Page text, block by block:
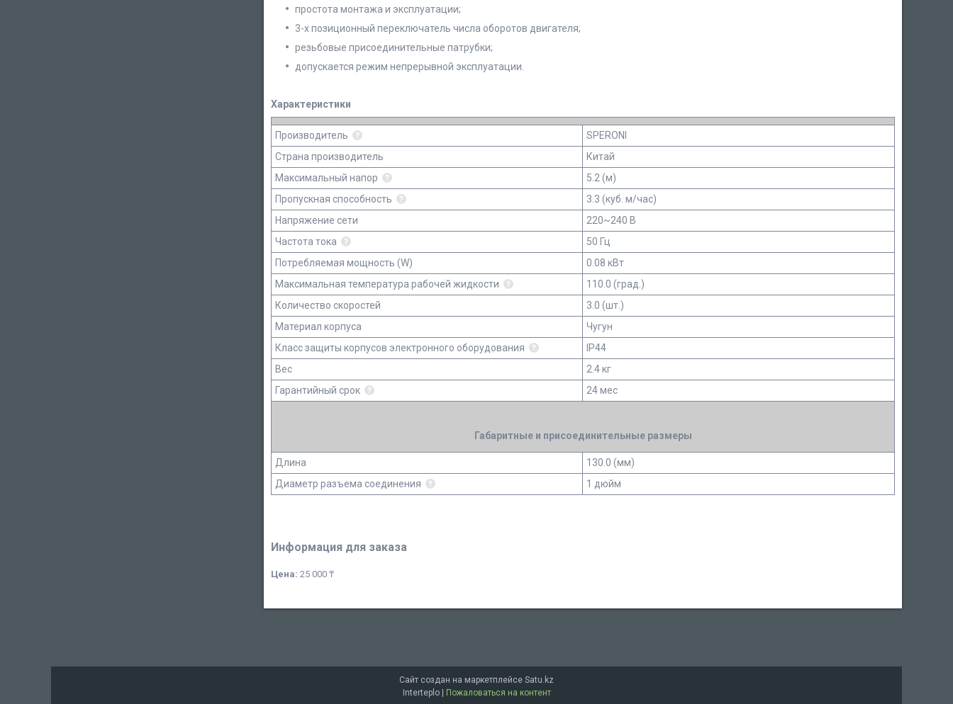
простота монтажа и эксплуатации;
3-х позиционный переключатель числа оборотов двигателя;
резьбовые присоединительные патрубки;
допускается режим непрерывной эксплуатации.
Характеристики
Производитель
SPERONI
Страна производитель
Китай
Максимальный напор
5.2 (м)
Пропускная способность
3.3 (куб. м/час)
Напряжение сети
220~240 В
Частота тока
50 Гц
Потребляемая мощность (W)
0.08 кВт
Максимальная температура рабочей жидкости
110.0 (град.)
Количество скоростей
3.0 (шт.)
Материал корпуса
Чугун
Класс защиты корпусов электронного оборудования
IP44
Вес
2.4 кг
Гарантийный срок
24 мес
Габаритные и присоединительные размеры
Длина
130.0 (мм)
Диаметр разъема соединения
1 дюйм
Информация для заказа
Цена: 25 000 ₸
Сайт создан на маркетплейсе Satu.kz
Пожаловаться на контент